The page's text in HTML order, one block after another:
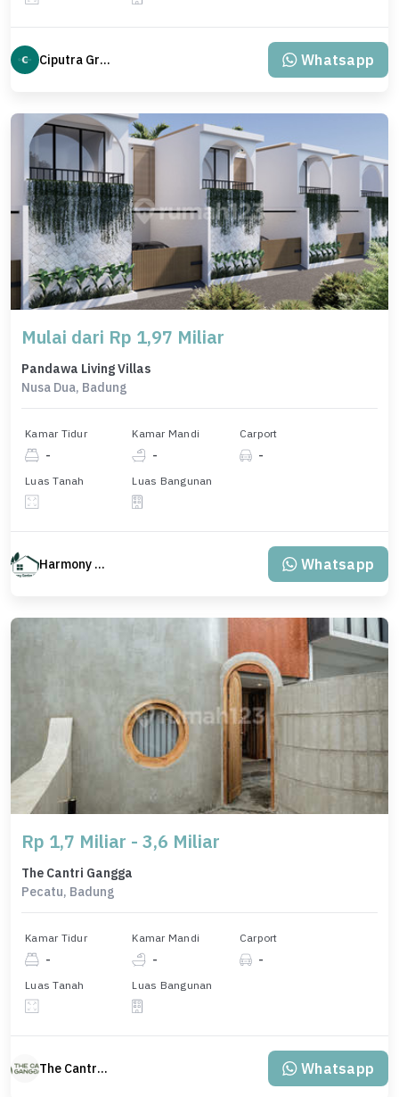
Ciputra Group Whatsapp
Mulai dari Rp 1,97 Miliar
Pandawa Living Villas
Nusa Dua, Badung
Kamar Tidur
-
Kamar Mandi
-
Carport
-
Luas Tanah Luas Bangunan
Harmony Property Whatsapp
Rp 1,7 Miliar - 3,6 Miliar
The Cantri Gangga
Pecatu, Badung
Kamar Tidur
-
Kamar Mandi
-
Carport
-
Luas Tanah Luas Bangunan
The Cantri Gangga Whatsapp